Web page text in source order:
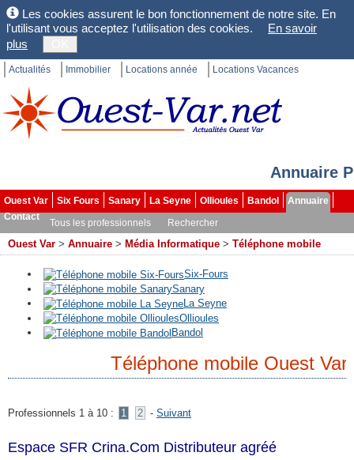
Les cookies assurent le bon fonctionnement de notre site. En
l'utilisant vous acceptez l'utilisation des cookies.
En savoir
plus
Actualités Immobilier Locations année Locations Vacances
Annuaire
Ouest Var Six Fours Sanary La Seyne Ollioules Bandol
Annuaire
Contact
Tous les professionnels Rechercher
Ouest Var > Annuaire > Média Informatique > Téléphone mobile
Six-Fours
Sanary
La Seyne
Ollioules
Bandol
Téléphone mobile Ouest Var
Professionnels 1 à 10 : 1 2 - Suivant
Espace SFR Crina.Com Distributeur agréé